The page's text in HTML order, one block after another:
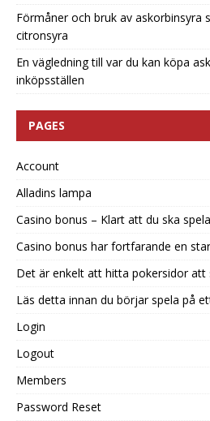
Förmåner och bruk av askorbinsyra
citronsyra
En vägledning till var du kan köpa
inköpsställen
PAGES
Account
Alladins lampa
Casino bonus – Klart att du ska
Casino bonus har fortfarande en
Det är enkelt att hitta pokersidor att
Läs detta innan du börjar spela på
Login
Logout
Members
Password Reset